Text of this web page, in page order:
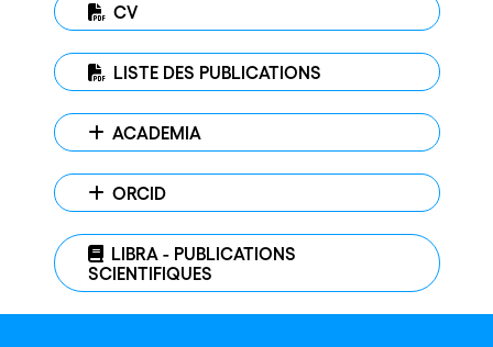
CV
LISTE DES PUBLICATIONS
ACADEMIA
ORCID
LIBRA - PUBLICATIONS
SCIENTIFIQUES